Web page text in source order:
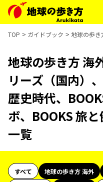
TOP ガイドブック 地球の歩き
地球の歩き方 海
リーズ（国内）
歴史時代、
ボ、BOOKS 旅
一覧
すべて 地球の歩き方 海外